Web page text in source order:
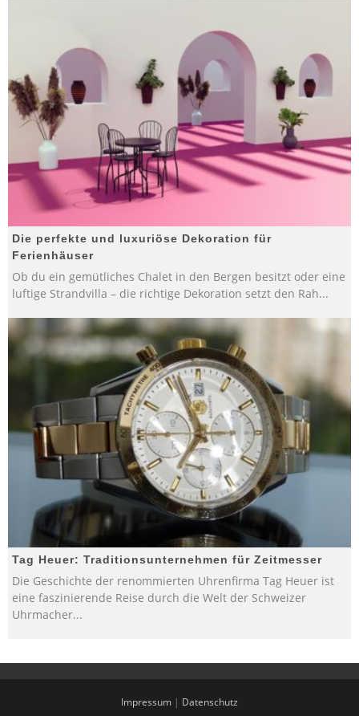
Die perfekte und luxuriöse Dekoration für
Ferienhäuser
Ob du ein gemütliches Chalet in den Bergen besitzt oder eine
luftige Strandvilla – die richtige Dekoration setzt den Rah...
Tag Heuer: Traditionsunternehmen für Zeitmesser
Die Geschichte der renommierten Uhrenfirma Tag Heuer ist
eine faszinierende Reise durch die Welt der Schweizer
Uhrmacher...
Impressum | Datenschutz